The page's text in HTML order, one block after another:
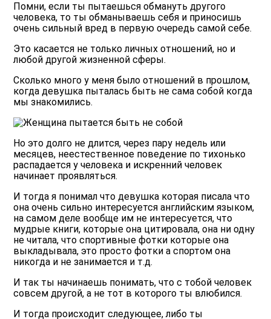
Помни, если ты пытаешься обмануть другого
человека, то ты обманываешь себя и приносишь
очень сильный вред в первую очередь самой себе.
Это касается не только личных отношений, но и
любой другой жизненной сферы.
Сколько много у меня было отношений в прошлом,
когда девушка пыталась быть не сама собой когда
мы знакомились.
Но это долго не длится, через пару недель или
месяцев, неестественное поведение по тихонько
распадается у человека и искренний человек
начинает проявляться.
И тогда я понимал что девушка которая писала что
она очень сильно интересуется английским языком,
на самом деле вообще им не интересуется, что
мудрые книги, которые она цитировала, она ни одну
не читала, что спортивные фотки которые она
выкладывала, это просто фотки а спортом она
никогда и не занимается и т.д.
И так ты начинаешь понимать, что с тобой человек
совсем другой, а не тот в которого ты влюбился.
И тогда происходит следующее, либо ты